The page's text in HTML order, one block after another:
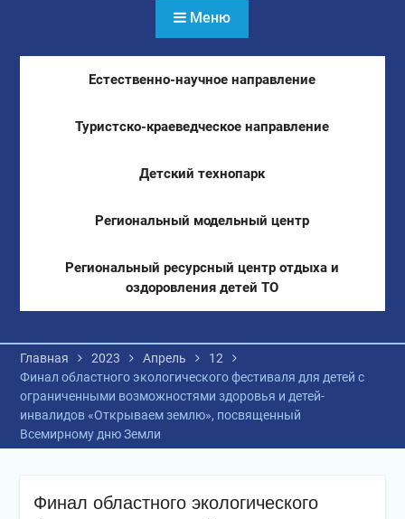
Меню
Естественно-научное направление
Туристско-краеведческое направление
Детский технопарк
Региональный модельный центр
Региональный ресурсный центр отдыха и
оздоровления детей ТО
Главная 2023 Апрель
12
Финал областного экологического фестиваля для детей с
ограниченными возможностями здоровья и детей-
инвалидов «Открываем землю», посвященный
Всемирному дню Земли
Финал областного экологического